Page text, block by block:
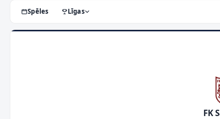
Spēles Līgas
FK